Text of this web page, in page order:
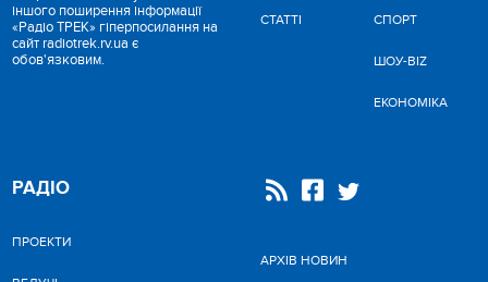
іншого поширення інформації
«Радіо ТРЕК» гіперпосилання на
сайт radiotrek.rv.ua є
обов'язковим.
СТАТТІ СПОРТ
ШОУ-BIZ
ЕКОНОМІКА
РАДІО
ПРОЕКТИ
АРХІВ НОВИН